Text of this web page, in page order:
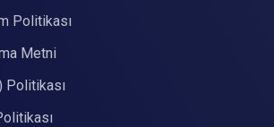
Politikası
Metni
Politikası